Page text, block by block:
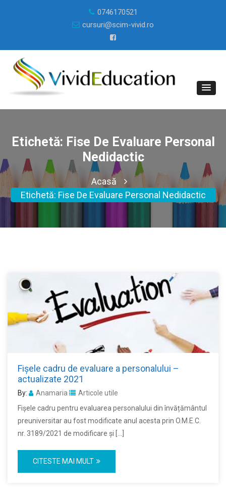
0746170521
cursuri@scim-vivid.ro
Etichetă: Fise De Evaluare Personal
Nedidactic
Acasă
Etichetă: Fise De Evaluare Personal Nedidactic
Fișele cadru de evaluare a personalului –
actualizate 2021
By: Anamaria
Articole utile
Fișele cadru pentru evaluarea personalului din învățământul
preuniversitar au fost modificate anul acesta prin O.M.E.C.
nr. 3189/2021 de modificare şi […]
CITESTE MAI MULT